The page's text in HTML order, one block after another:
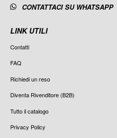
CONTATTACI SU WHATSAPP
LINK UTILI
Contatti
FAQ
Richiedi un reso
Diventa Rivenditore (B2B)
Tutto il catalogo
Privacy Policy